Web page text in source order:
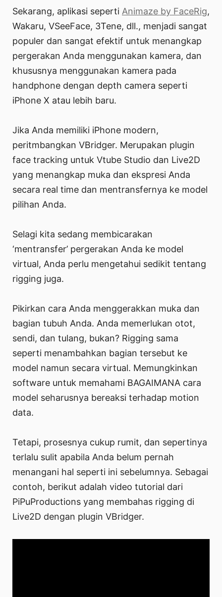
Sekarang, aplikasi seperti Animaze by FaceRig,
Wakaru, VSeeFace, 3Tene, dll., menjadi sangat
populer dan sangat efektif untuk menangkap
pergerakan Anda menggunakan kamera, dan
khususnya menggunakan kamera pada
handphone dengan depth camera seperti
iPhone X atau lebih baru.
Jika Anda memiliki iPhone modern,
peritmbangkan VBridger. Merupakan plugin
face tracking untuk Vtube Studio dan Live2D
yang menangkap muka dan ekspresi Anda
secara real time dan mentransfernya ke model
pilihan Anda.
Selagi kita sedang membicarakan
‘mentransfer’ pergerakan Anda ke model
virtual, Anda perlu mengetahui sedikit tentang
rigging juga.
Pikirkan cara Anda menggerakkan muka dan
bagian tubuh Anda. Anda memerlukan otot,
sendi, dan tulang, bukan? Rigging sama
seperti menambahkan bagian tersebut ke
model namun secara virtual. Memungkinkan
software untuk memahami BAGAIMANA cara
model seharusnya bereaksi terhadap motion
data.
Tetapi, prosesnya cukup rumit, dan sepertinya
terlalu sulit apabila Anda belum pernah
menangani hal seperti ini sebelumnya. Sebagai
contoh, berikut adalah video tutorial dari
PiPuProductions yang membahas rigging di
Live2D dengan plugin VBridger.